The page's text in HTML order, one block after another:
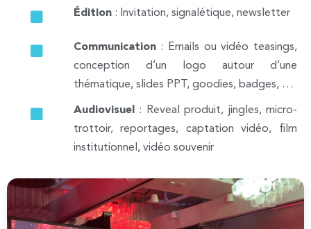
Édition: Invitation, signalétique, newsletter
Communication: Emails ou vidéo teasings,
conception d’un logo autour d’une
thématique, slides PPT, goodies, badges, …
Audiovisuel
: Reveal produit, jingles, micro-
trottoir, reportages, captation vidéo, film
institutionnel, vidéo souvenir